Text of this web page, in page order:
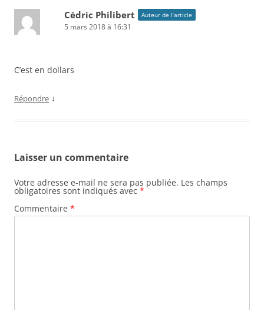
Cédric Philibert Auteur de l’article
5 mars 2018 à 16:31
C’est en dollars
Répondre ↓
Laisser un commentaire
Votre adresse e-mail ne sera pas publiée. Les champs
obligatoires sont indiqués avec *
Commentaire *